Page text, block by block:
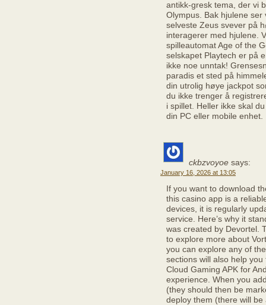
antikk-gresk tema, der vi
Olympus. Bak hjulene
selveste Zeus svever på
interagerer med hjulene.
spilleautomat Age of the
selskapet Playtech er på
ikke noe unntak!
paradis et sted på
din utrolig høye jackpot
du ikke trenger å
i spillet. Heller ikke skal
din PC eller mobile enhet.
ckbzvoyoe says:
January 16, 2026 at 13:05
If you want to download
this casino app is a
devices, it is regularly
service. Here’s why it
was created by Devortel.
to explore more about
you can explore any of
sections will also help
Cloud Gaming APK for
experience. When you
(they should then be
deploy them (there will